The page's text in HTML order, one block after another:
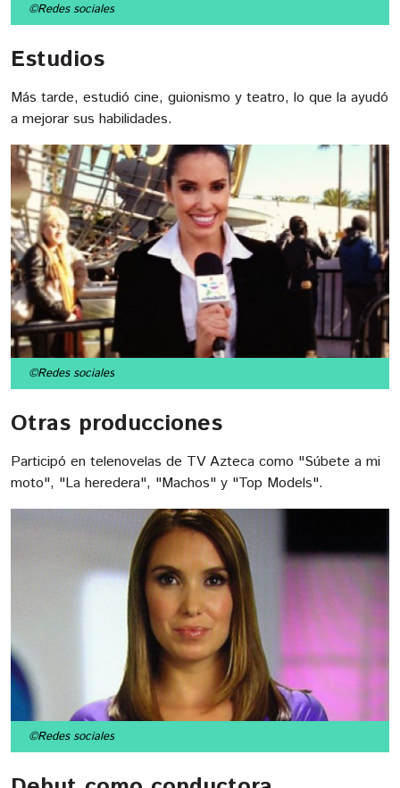
©Redes sociales
Estudios
Más tarde, estudió cine, guionismo y teatro, lo que la ayudó
a mejorar sus habilidades.
©Redes sociales
Otras producciones
Participó en telenovelas de TV Azteca como "Súbete a mi
moto", "La heredera", "Machos" y "Top Models".
©Redes sociales